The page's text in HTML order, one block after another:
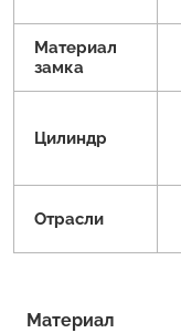
Материал
замка
Цилиндр
Отрасли
Материал